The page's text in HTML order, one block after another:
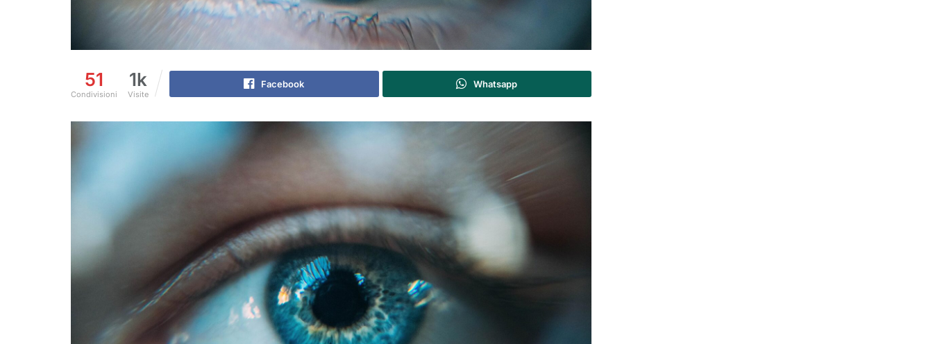
51
Condivisioni
1k
Visite
Facebook Whatsapp